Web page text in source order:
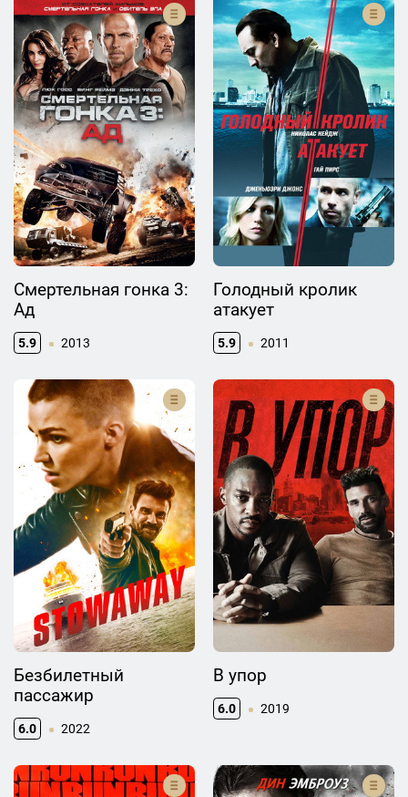
Смертельная гонка 3:
Ад
5.9 2013
Голодный кролик
атакует
5.9 2011
Безбилетный
пассажир
6.0 2022
В упор
6.0 2019